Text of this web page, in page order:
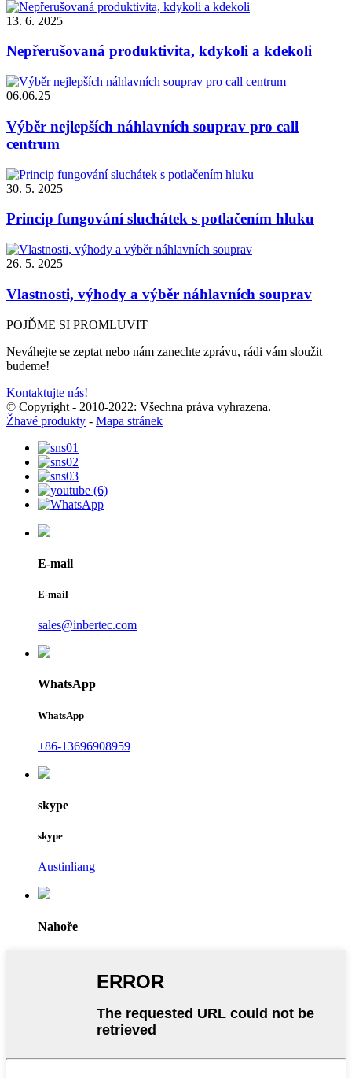
13. 6. 2025
Nepřerušovaná produktivita, kdykoli a kdekoli
06.06.25
Výběr nejlepších náhlavních souprav pro call
centrum
30. 5. 2025
Princip fungování sluchátek s potlačením hluku
26. 5. 2025
Vlastnosti, výhody a výběr náhlavních souprav
POJĎME SI PROMLUVIT
Neváhejte se zeptat nebo nám zanechte zprávu, rádi vám sloužit
budeme!
Kontaktujte nás!
© Copyright - 2010-2022: Všechna práva vyhrazena.
Žhavé produkty - Mapa stránek
E-mail
E-mail
sales@inbertec.com
WhatsApp
WhatsApp
+86-13696908959
skype
skype
Austinliang
Nahoře